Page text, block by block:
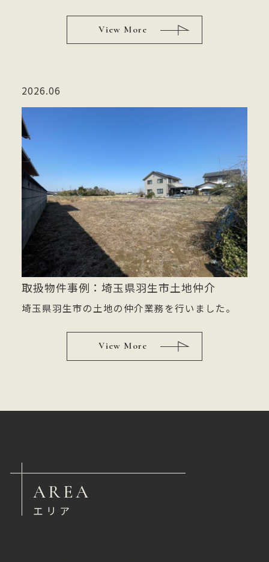
View More
2026.06
取扱物件事例：埼玉県羽生市土地仲介
埼玉県羽生市の土地の仲介業務を行いました。
View More
AREA
エリア